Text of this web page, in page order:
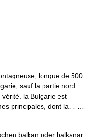
longue de 500
sauf la partie nord
la Bulgarie est
principales, dont la… …
balkan oder balkanar